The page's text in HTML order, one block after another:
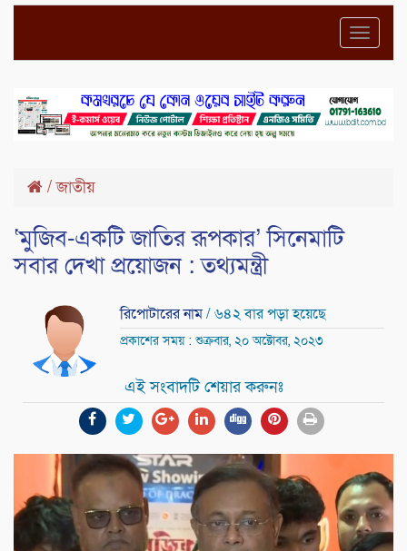
/জাতীয়
‘মুজিব-একটি জাতির রূপকার’ সিনেমাটি
সবার দেখা প্রয়োজন : তথ্যমন্ত্রী
রিপোটারের নাম/ ৬৪২ বার পড়া হয়েছে
প্রকাশের সময় : শুক্রবার, ২০ অক্টোবর, ২০২৩
এই সংবাদটি শেয়ার করুনঃ